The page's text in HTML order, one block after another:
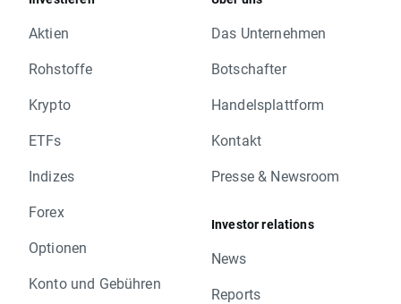
Aktien
Rohstoffe
Krypto
ETFs
Indizes
Forex
Optionen
Konto und Gebühren
Das Unternehmen
Botschafter
Handelsplattform
Kontakt
Presse & Newsroom
Investor relations
News
Reports